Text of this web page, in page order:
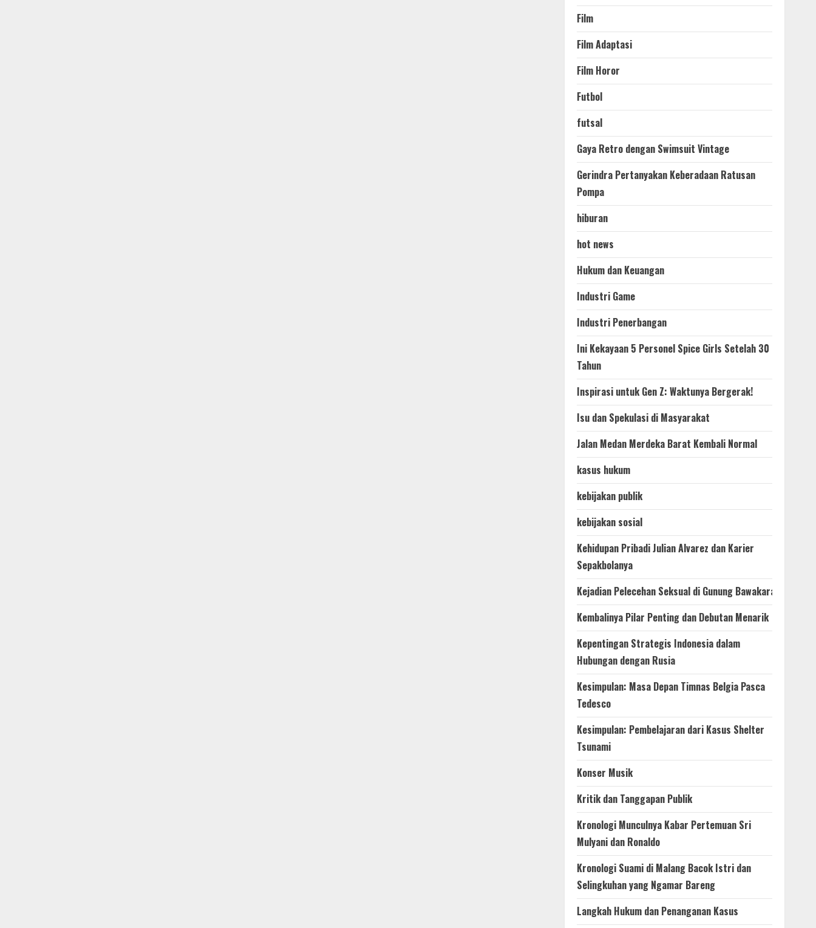
Film
Film Adaptasi
Film Horor
Futbol
futsal
Gaya Retro dengan Swimsuit Vintage
Gerindra Pertanyakan Keberadaan Ratusan
Pompa
hiburan
hot news
Hukum dan Keuangan
Industri Game
Industri Penerbangan
Ini Kekayaan 5 Personel Spice Girls Setelah 30
Tahun
Inspirasi untuk Gen Z: Waktunya Bergerak!
Isu dan Spekulasi di Masyarakat
Jalan Medan Merdeka Barat Kembali Normal
kasus hukum
kebijakan publik
kebijakan sosial
Kehidupan Pribadi Julian Alvarez dan Karier
Sepakbolanya
Kejadian Pelecehan Seksual di Gunung Bawakaraeng
Kembalinya Pilar Penting dan Debutan Menarik
Kepentingan Strategis Indonesia dalam
Hubungan dengan Rusia
Kesimpulan: Masa Depan Timnas Belgia Pasca
Tedesco
Kesimpulan: Pembelajaran dari Kasus Shelter
Tsunami
Konser Musik
Kritik dan Tanggapan Publik
Kronologi Munculnya Kabar Pertemuan Sri
Mulyani dan Ronaldo
Kronologi Suami di Malang Bacok Istri dan
Selingkuhan yang Ngamar Bareng
Langkah Hukum dan Penanganan Kasus